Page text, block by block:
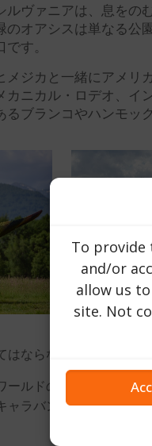
To provide
and/or
allow us
site. Not
ルヴァニアは、息を
のオアシスは単なる
す。
ジカと一緒にアメ
ニカル・ロデオ、
ブランコやハンモッ
ならないので、私た
ールドの夢はまだ終わ
ャラバンを備えた理想